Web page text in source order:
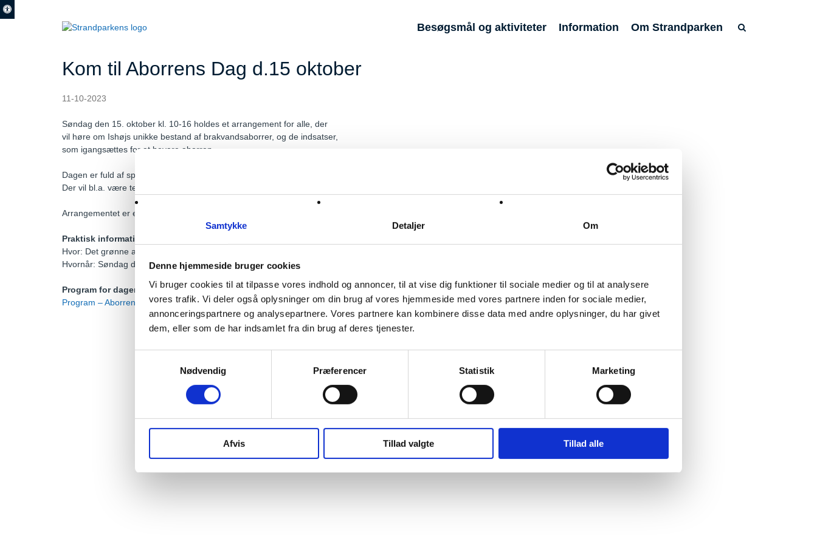
Samtykke Detaljer Om
Denne hjemmeside bruger cookies
Vi bruger cookies til at tilpasse vores indhold og annoncer, til at vise dig funktioner til sociale medier og til at analysere
vores trafik. Vi deler også oplysninger om din brug af vores hjemmeside med vores partnere inden for sociale medier,
annonceringspartnere og analysepartnere. Vores partnere kan kombinere disse data med andre oplysninger, du har givet
dem, eller som de har indsamlet fra din brug af deres tjenester.
Nødvendig
Præferencer Statistik Marketing
Afvis Tillad valgte Tillad alle
Besøgsmål og aktiviteter Information Om Strandparken
Kom til Aborrens Dag d.15 oktober
11-10-2023
Søndag den 15. oktober kl. 10-16 holdes et arrangement for alle, der
vil høre om Ishøjs unikke bestand af brakvandsaborrer, og de indsatser,
som igangsættes for at bevare aborren.
Dagen er fuld af spændende aktiviteter for både børn og voksne.
Der vil bl.a. være tegnekonkurrence, åbent akvarie, grejmarked, oplæg om indsatser for aborren og naturligvis en fiskekonkurrence.
Arrangementet er et samarbejde mellem Ishøj Kommune, Ishøj Sportsfiskerklub, Københavns Universitet, Køge Bugt Stenrev, Strandparken.
Praktisk information
Hvor: Det grønne areal langs Skovvej, inden Tangloppen (se kort på programmet)
Hvornår: Søndag d.15 oktober fra kl.10-16
Program for dagen kan hentes her
Program – Aborrens Dag
Følg også Strandparken på FacebookogInstagram
Strandparken I/S
Ishøj Store Torv 20 Sekretariat tlf. 21 24 52 86strandparken@ishoj.dk Tilgængelighedserklæring